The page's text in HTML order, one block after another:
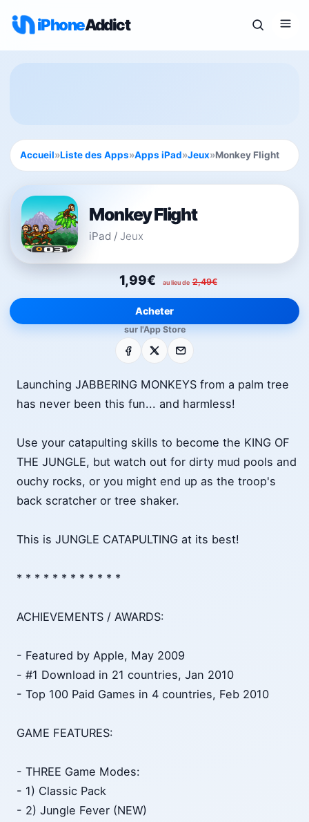
iPhoneAddict
Accueil»Liste des Apps»Apps iPad»Jeux»Monkey Flight
Monkey Flight
iPad / Jeux
1,99€ au lieu de 2,49€
Acheter
sur l'App Store
Facebook E-mail
Launching JABBERING MONKEYS from a palm tree
has never been this fun... and harmless!
Use your catapulting skills to become the KING OF
THE JUNGLE, but watch out for dirty mud pools and
ouchy rocks, or you might end up as the troop's
back scratcher or tree shaker.
This is JUNGLE CATAPULTING at its best!
* * * * * * * * * * * *
ACHIEVEMENTS / AWARDS:
- Featured by Apple, May 2009
- #1 Download in 21 countries, Jan 2010
- Top 100 Paid Games in 4 countries, Feb 2010
GAME FEATURES:
- THREE Game Modes:
- 1) Classic Pack
- 2) Jungle Fever (NEW)